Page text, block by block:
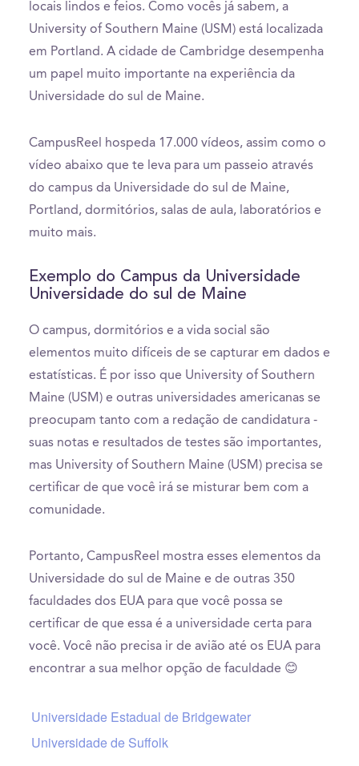
locais lindos e feios. Como vocês já sabem, a
University of Southern Maine (USM) está localizada
em Portland. A cidade de Cambridge desempenha
um papel muito importante na experiência da
Universidade do sul de Maine.
CampusReel hospeda 17.000 vídeos, assim como o
vídeo abaixo que te leva para um passeio através
do campus da Universidade do sul de Maine,
Portland, dormitórios, salas de aula, laboratórios e
muito mais.
Exemplo do Campus da Universidade
Universidade do sul de Maine
O campus, dormitórios e a vida social são
elementos muito difíceis de se capturar em dados e
estatísticas. É por isso que University of Southern
Maine (USM) e outras universidades americanas se
preocupam tanto com a redação de candidatura -
suas notas e resultados de testes são importantes,
mas University of Southern Maine (USM) precisa se
certificar de que você irá se misturar bem com a
comunidade.
Portanto, CampusReel mostra esses elementos da
Universidade do sul de Maine e de outras 350
faculdades dos EUA para que você possa se
certificar de que essa é a universidade certa para
você. Você não precisa ir de avião até os EUA para
encontrar a sua melhor opção de faculdade 😊
Universidade Estadual de Bridgewater
Universidade de Suffolk